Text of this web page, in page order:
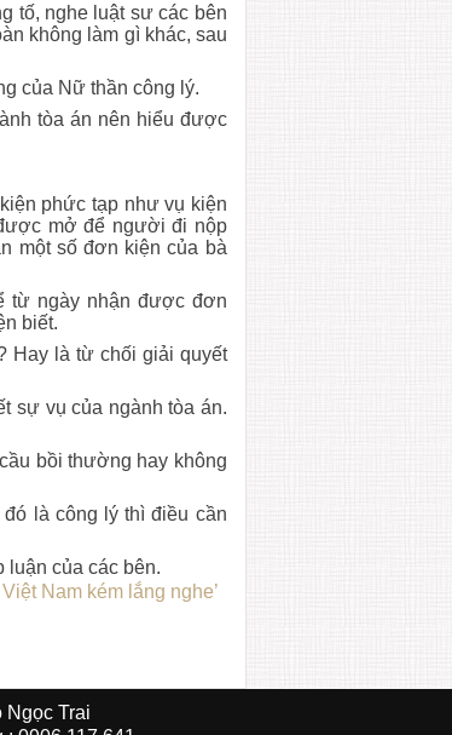
tố, nghe luật sư các bên
không làm gì khác, sau
của Nữ thần công lý.
tòa án nên hiểu được
phức tạp như vụ kiện
mở để người đi nộp
một số đơn kiện của bà
từ ngày nhận được đơn
biết.
Hay là từ chối giải quyết
sự vụ của ngành tòa án.
bồi thường hay không
là công lý thì điều cần
luận của các bên.
Nam kém lắng nghe’
Ngọc Trai